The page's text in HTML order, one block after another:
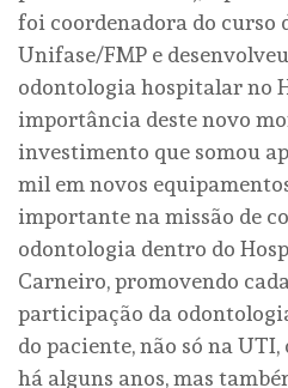
foi coordenadora do curso
Unifase/FMP e
odontologia hospitalar no
importância deste novo
investimento que somou
mil em novos
importante na missão de
odontologia dentro do
Carneiro, promovendo
participação da
do paciente, não só na UTI,
há alguns anos, mas